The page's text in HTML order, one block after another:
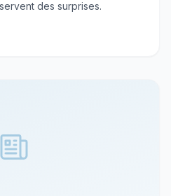
des surprises.